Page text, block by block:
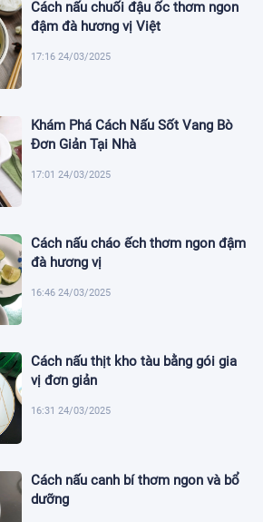
Cách nấu chuối đậu ốc thơm ngon
đậm đà hương vị Việt
17:16 24/03/2025
Khám Phá Cách Nấu Sốt Vang Bò
Đơn Giản Tại Nhà
17:01 24/03/2025
Cách nấu cháo ếch thơm ngon đậm
đà hương vị
16:46 24/03/2025
Cách nấu thịt kho tàu bằng gói gia
vị đơn giản
16:31 24/03/2025
Cách nấu canh bí thơm ngon và bổ
dưỡng